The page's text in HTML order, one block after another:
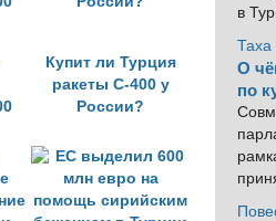
Купит ли Турция
ракеты C-400 у
России?
в
Таха
О
по